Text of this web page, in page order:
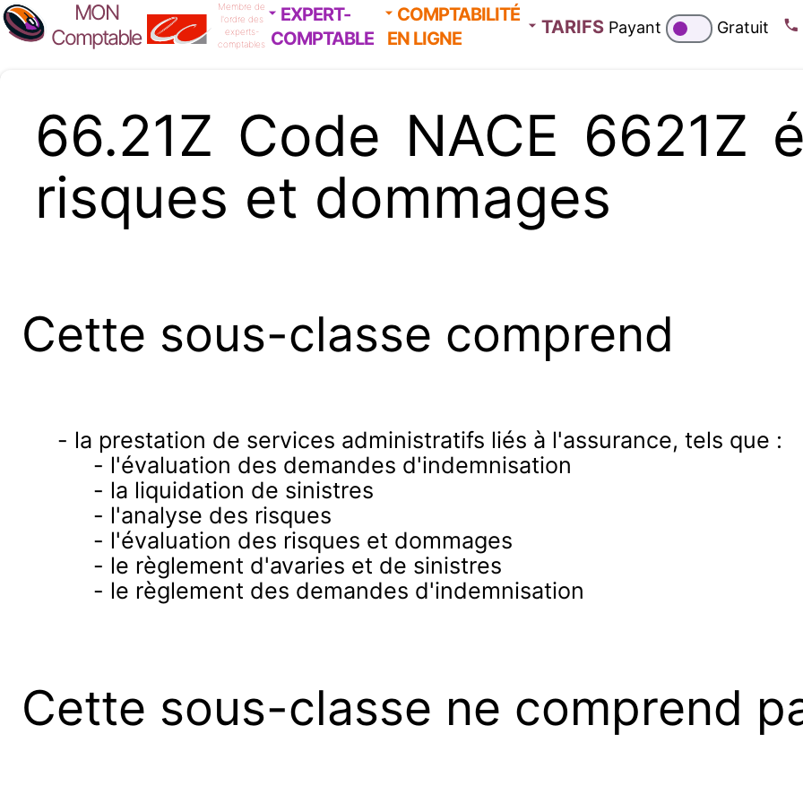
MON
Comptable
Membre de
l'ordre des
experts-
comptables
EXPERT-
COMPTABLE
COMPTABILITÉ
EN LIGNE
TARIFS Payant Gratuit
66.21Z Code NACE 6621Z
risques et dommages
Cette sous-classe comprend
- la prestation de services administratifs liés à l'assurance, tels que :
- l'évaluation des demandes d'indemnisation
- la liquidation de sinistres
- l'analyse des risques
- l'évaluation des risques et dommages
- le règlement d'avaries et de sinistres
- le règlement des demandes d'indemnisation
Cette sous-classe ne comprend